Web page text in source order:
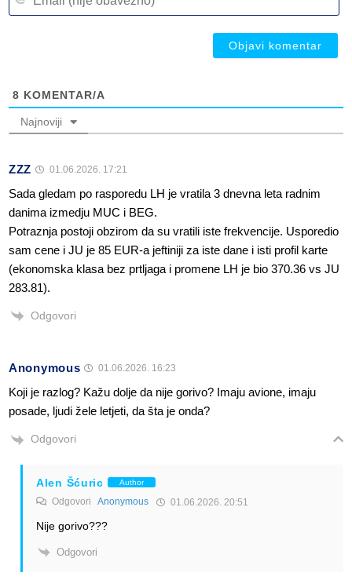
8 KOMENTAR/A
Najnoviji
ZZZ 01.06.2026. 17:21
Sada gledam po rasporedu LH je vratila 3 dnevna leta radnim
danima izmedju MUC i BEG.
Potraznja postoji obzirom da su vratili iste frekvencije. Usporedio
sam cene i JU je 85 EUR-a jeftiniji za iste dane i isti profil karte
(ekonomska klasa bez prtljaga i promene LH je bio 370.36 vs JU
283.81).
Odgovori
Anonymous 01.06.2026. 16:23
Koji je razlog? Kažu dolje da nije gorivo? Imaju avione, imaju
posade, ljudi žele letjeti, da šta je onda?
Odgovori
Alen Šćuric Author
Odgovori Anonymous 01.06.2026. 20:51
Nije gorivo???
Odgovori